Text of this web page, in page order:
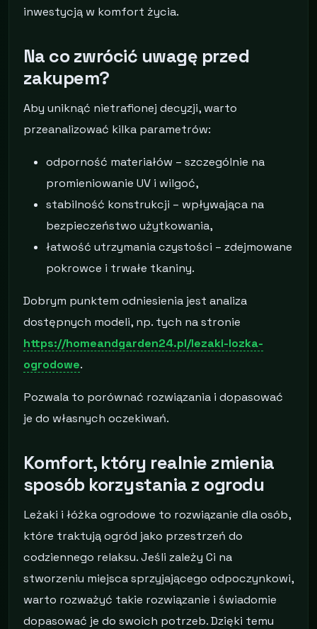
inwestycją w komfort życia.
Na co zwrócić uwagę przed
zakupem?
Aby uniknąć nietrafionej decyzji, warto
przeanalizować kilka parametrów:
odporność materiałów – szczególnie na
promieniowanie UV i wilgoć,
stabilność konstrukcji – wpływająca na
bezpieczeństwo użytkowania,
łatwość utrzymania czystości – zdejmowane
pokrowce i trwałe tkaniny.
Dobrym punktem odniesienia jest analiza
dostępnych modeli, np. tych na stronie
https://homeandgarden24.pl/lezaki-lozka-
ogrodowe.
Pozwala to porównać rozwiązania i dopasować
je do własnych oczekiwań.
Komfort, który realnie zmienia
sposób korzystania z ogrodu
Leżaki i łóżka ogrodowe to rozwiązanie dla osób,
które traktują ogród jako przestrzeń do
codziennego relaksu. Jeśli zależy Ci na
stworzeniu miejsca sprzyjającego odpoczynkowi,
warto rozważyć takie rozwiązanie i świadomie
dopasować je do swoich potrzeb. Dzięki temu